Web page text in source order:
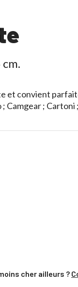
et convient
Camgear ;
cher ailleurs ?